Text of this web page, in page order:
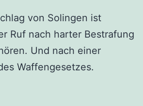
von Solingen ist
Ruf nach harter Bestrafung
Und nach einer
Waffengesetzes.